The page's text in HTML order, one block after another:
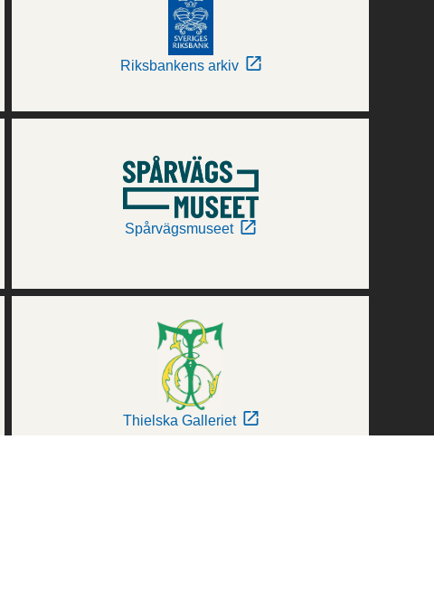
Riksbankens arkiv
Spårvägsmuseet
Thielska Galleriet